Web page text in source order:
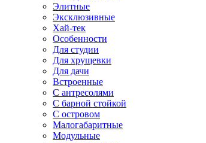
Элитные
Эксклюзивные
Хай-тек
Особенности
Для студии
Для хрущевки
Для дачи
Встроенные
С антресолями
С барной стойкой
С островом
Малогабаритные
Модульные